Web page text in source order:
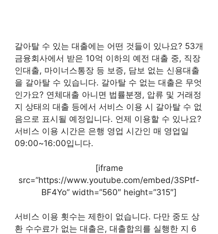
갈아탈 수 있는 대출에는 어떤 것들이 있나요? 53개
금융회사에서 받은 10억 이하의 예전 대출 중, 직장
인대출, 마이너스통장 등 보증, 담보 없는 신용대출
을 갈아탈 수 있습니다. 갈아탈 수 없는 대출은 무엇
인가요? 연체대출 아니면 법률분쟁, 압류 및 거래정
지 상태의 대출 등에서 서비스 이용 시 갈아탈 수 없
음으로 표시될 예정입니다. 언제 이용할 수 있나요?
서비스 이용 시간은 은행 영업 시간인 매 영업일
09:00~16:00입니다.
[iframe
src=”https://www.youtube.com/embed/3SPtf-
BF4Yo” width=”560″ height=”315″]
서비스 이용 횟수는 제한이 없습니다. 다만 중도 상
환 수수료가 없는 대출은, 대출합의를 실행한 지 6